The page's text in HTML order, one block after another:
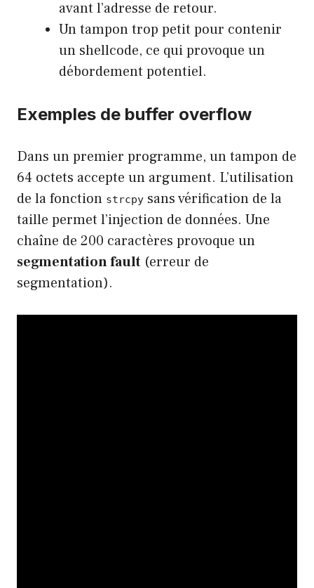
avant l’adresse de retour.
Un tampon trop petit pour contenir
un shellcode, ce qui provoque un
débordement potentiel.
Exemples de buffer overflow
Dans un premier programme, un tampon de
64 octets accepte un argument. L’utilisation
de la fonction strcpy sans vérification de la
taille permet l’injection de données. Une
chaîne de 200 caractères provoque un
segmentation fault (erreur de
segmentation).